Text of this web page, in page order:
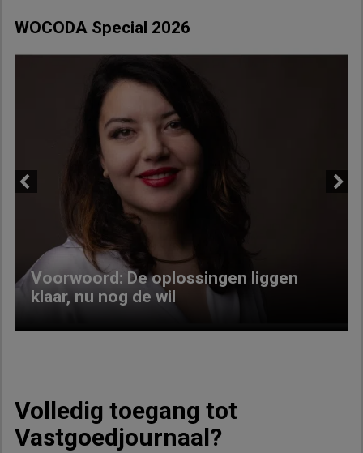
WOCODA Special 2026
Voorwoord: De oplossingen liggen
klaar, nu nog de wil
Volledig toegang tot
Vastgoedjournaal?